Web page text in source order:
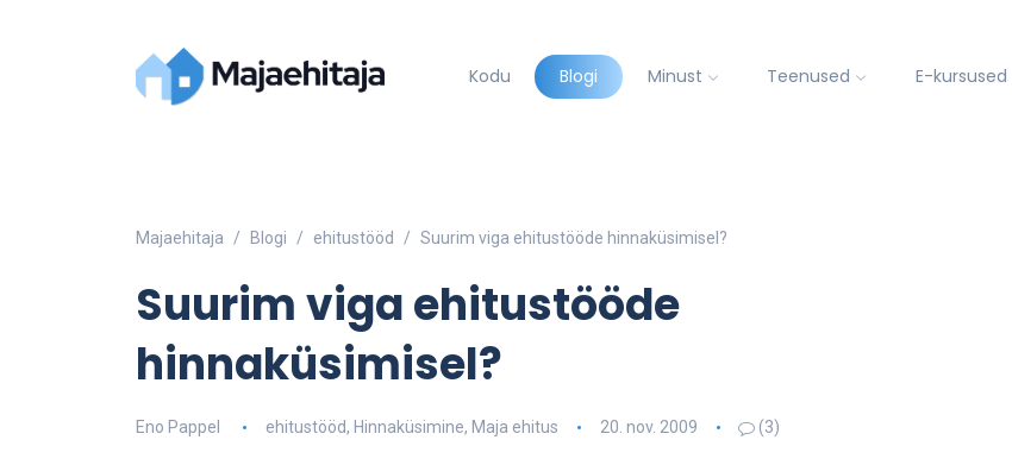
Kodu Blogi Minust Teenused E-kursused
Majaehitaja Blogi ehitustööd Suurim viga ehitustööde hinnaküsimisel?
Suurim viga ehitustööde
hinnaküsimisel?
Eno Pappel ehitustööd, Hinnaküsimine, Maja ehitus 20. nov. 2009 (3)